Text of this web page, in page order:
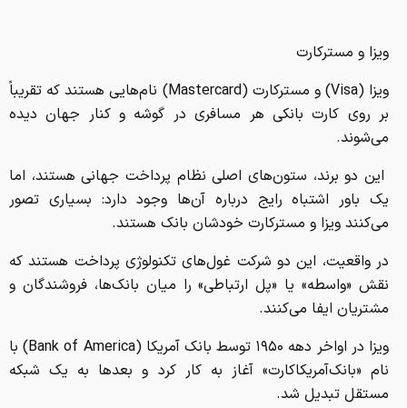
ویزا و مسترکارت
ویزا (Visa) و مسترکارت (Mastercard) نام‌هایی هستند که تقریباً
بر روی کارت بانکی هر مسافری در گوشه و کنار جهان دیده
می‌شوند.
این دو برند، ستون‌های اصلی نظام پرداخت جهانی هستند، اما
یک باور اشتباه رایج درباره آن‌ها وجود دارد: بسیاری تصور
می‌کنند ویزا و مسترکارت خودشان بانک هستند.
در واقعیت، این دو شرکت غول‌های تکنولوژی پرداخت هستند که
نقش «واسطه» یا «پل ارتباطی» را میان بانک‌ها، فروشندگان و
مشتریان ایفا می‌کنند.
ویزا در اواخر دهه ۱۹۵۰ توسط بانک آمریکا (Bank of America) با
نام «بانک‌آمریکاکارت» آغاز به کار کرد و بعدها به یک شبکه
مستقل تبدیل شد.